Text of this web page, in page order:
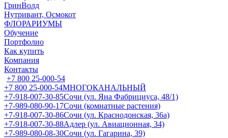
ГринВолд
Нутривант, Осмокот
ФЛОРАРИУМЫ
Обучение
Портфолио
Как купить
Компания
Контакты
+7 800 25-000-54
+7 800 25-000-54МНОГОКАНАЛЬНЫЙ
+7-918-007-30-85Сочи (ул. Яна Фабрициуса, 48/1)
+7-989-080-90-17Сочи (комнатные растения)
+7-918-007-30-86Сочи (ул. Краснодонская, 36а)
+7-918-007-30-88Адлер (ул. Авиационная, 34)
+7-989-080-08-30Сочи (ул. Гагарина, 39)